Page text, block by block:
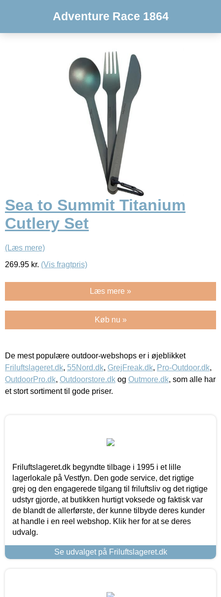
Adventure Race 1864
Sea to Summit Titanium
Cutlery Set
(Læs mere)
269.95 kr. (Vis fragtpris)
Læs mere »
Køb nu »
De mest populære outdoor-webshops er i øjeblikket
Friluftslageret.dk, 55Nord.dk, GrejFreak.dk, Pro-Outdoor.dk,
OutdoorPro.dk, Outdoorstore.dk og Outmore.dk, som alle har
et stort sortiment til gode priser.
Friluftslageret.dk begyndte tilbage i 1995 i et lille
lagerlokale på Vestfyn. Den gode service, det rigtige
grej og den engagerede tilgang til friluftsliv og det rigtige
udstyr gjorde, at butikken hurtigt voksede og faktisk var
de blandt de allerførste, der kunne tilbyde deres kunder
at handle i en reel webshop. Klik her for at se deres
udvalg.
Se udvalget på Friluftslageret.dk